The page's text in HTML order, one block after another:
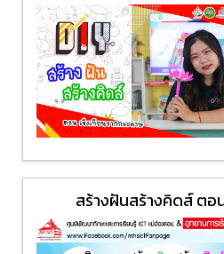
สร้างฝันสร้างคิดส์ ตอ